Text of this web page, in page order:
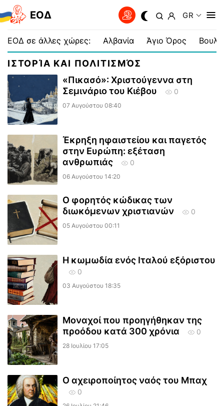
EOΔ GR
ΕΟΔ σε άλλες χώρες: Αλβανία Άγιο Όρος
ΙΣΤΟΡΊΑ ΚΑΙ ΠΟΛΙΤΙΣΜΌΣ
«Πικασό»: Χριστούγεννα στη
Σεμινάριο του Κιέβου
0
07 Αυγούστου 08:40
Έκρηξη ηφαιστείου και παγετός
στην Ευρώπη: εξέταση
ανθρωπιάς
0
06 Αυγούστου 14:20
Ο φορητός κώδικας των
διωκόμενων χριστιανών
0
05 Αυγούστου 00:11
Η κωμωδία ενός Ιταλού εξόριστου
0
03 Αυγούστου 18:35
Μοναχοί που προηγήθηκαν της
προόδου κατά 300 χρόνια
0
28 Ιουλίου 17:05
Ο αχειροποίητος ναός του Μπαχ
0